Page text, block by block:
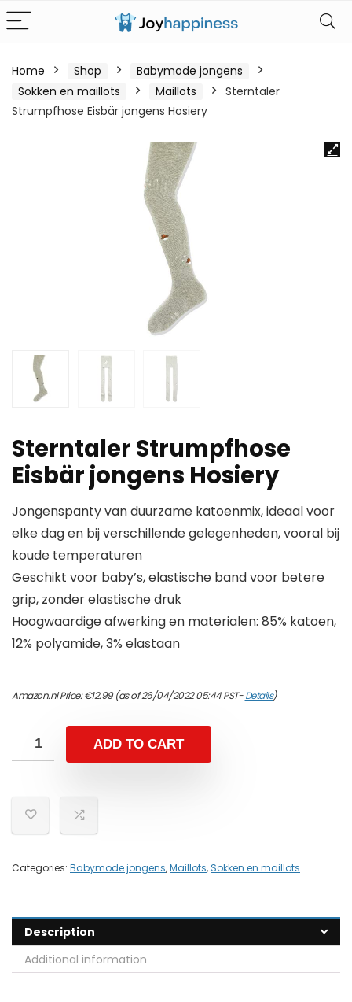
Home Shop
Babymode jongens
Sokken en maillots
Maillots
Sterntaler
Strumpfhose Eisbär jongens Hosiery
Sterntaler Strumpfhose
Eisbär jongens Hosiery
Jongenspanty van duurzame katoenmix, ideaal voor
elke dag en bij verschillende gelegenheden, vooral bij
koude temperaturen
Geschikt voor baby’s, elastische band voor betere
grip, zonder elastische druk
Hoogwaardige afwerking en materialen: 85% katoen,
12% polyamide, 3% elastaan
Amazon.nl Price:€12.99(as of 26/04/2022 05:44 PST-Details)
ADD TO CART
Categories: Babymode jongens,Maillots, Sokken en maillots
Description
Additional information